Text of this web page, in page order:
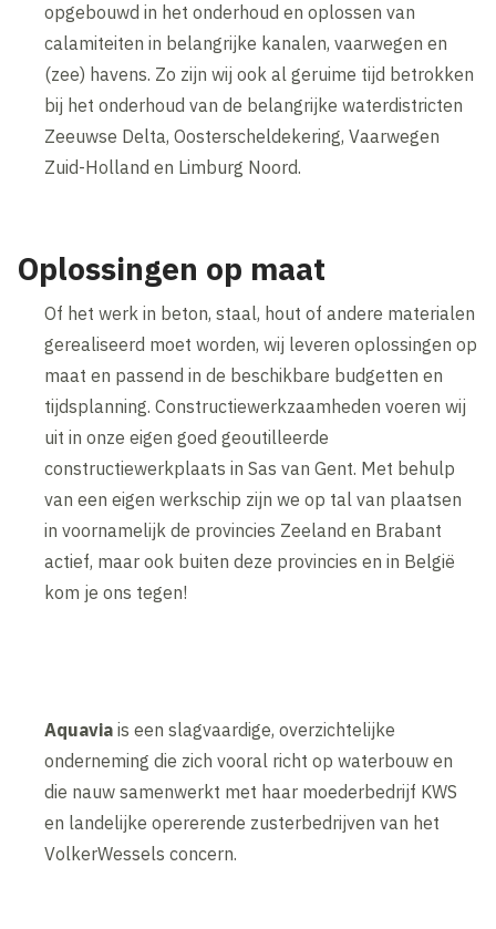
opgebouwd in het onderhoud en oplossen van
calamiteiten in belangrijke kanalen, vaarwegen en
(zee) havens. Zo zijn wij ook al geruime tijd betrokken
bij het onderhoud van de belangrijke waterdistricten
Zeeuwse Delta, Oosterscheldekering, Vaarwegen
Zuid-Holland en Limburg Noord.
Oplossingen op maat
Of het werk in beton, staal, hout of andere materialen
gerealiseerd moet worden, wij leveren oplossingen op
maat en passend in de beschikbare budgetten en
tijdsplanning. Constructiewerkzaamheden voeren wij
uit in onze eigen goed geoutilleerde
constructiewerkplaats in Sas van Gent. Met behulp
van een eigen werkschip zijn we op tal van plaatsen
in voornamelijk de provincies Zeeland en Brabant
actief, maar ook buiten deze provincies en in België
kom je ons tegen!
Aquaviais een slagvaardige, overzichtelijke
onderneming die zich vooral richt op waterbouw en
die nauw samenwerkt met haar moederbedrijf KWS
en landelijke opererende zusterbedrijven van het
VolkerWessels concern.